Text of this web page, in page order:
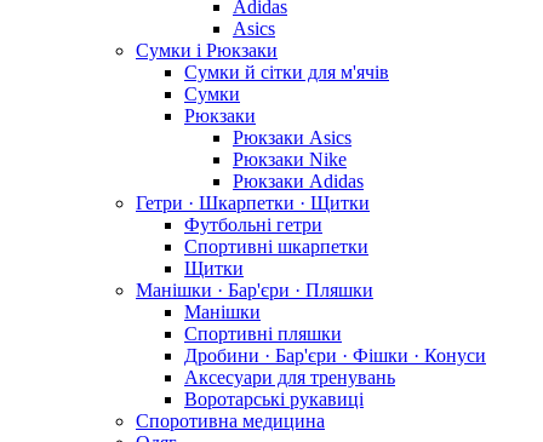
Adidas
Asics
Сумки і Рюкзаки
Сумки й сітки для м'ячів
Сумки
Рюкзаки
Рюкзаки Asics
Рюкзаки Nike
Рюкзаки Adidas
Гетри · Шкарпетки · Щитки
Футбольні гетри
Спортивні шкарпетки
Щитки
Манішки · Бар'єри · Пляшки
Манішки
Спортивні пляшки
Дробини · Бар'єри · Фішки · Конуси
Аксесуари для тренувань
Воротарські рукавиці
Споротивна медицина